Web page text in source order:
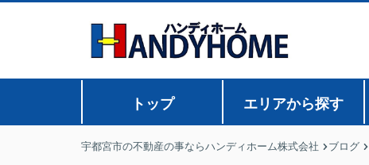
トップ エリアから探す
宇都宮市の不動産の事ならハンディホーム株式会社 ブログ